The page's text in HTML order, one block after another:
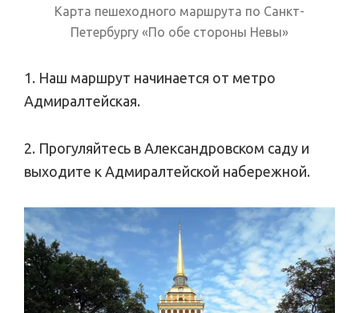
Карта пешеходного маршрута по Санкт-
Петербургу «По обе стороны Невы»
1. Наш маршрут начинается от метро
Адмиралтейская.
2. Прогуляйтесь в Александровском саду и
выходите к Адмиралтейской набережной.